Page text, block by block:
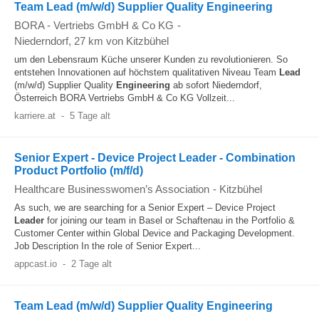
Team Lead (m/w/d) Supplier Quality Engineering
BORA - Vertriebs GmbH & Co KG -
Niederndorf, 27 km von Kitzbühel
um den Lebensraum Küche unserer Kunden zu revolutionieren. So
entstehen Innovationen auf höchstem qualitativen Niveau Team Lead
(m/w/d) Supplier Quality Engineering ab sofort Niederndorf,
Österreich BORA Vertriebs GmbH & Co KG Vollzeit...
karriere.at - 5 Tage alt
Senior Expert - Device Project Leader - Combination
Product Portfolio (m/f/d)
Healthcare Businesswomen’s Association - Kitzbühel
As such, we are searching for a Senior Expert – Device Project
Leader for joining our team in Basel or Schaftenau in the Portfolio &
Customer Center within Global Device and Packaging Development.
Job Description In the role of Senior Expert...
appcast.io - 2 Tage alt
Team Lead (m/w/d) Supplier Quality Engineering